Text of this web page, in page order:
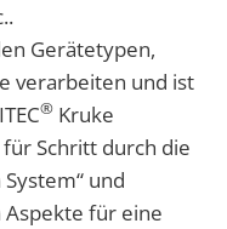
Gerätetypen,
verarbeiten und ist
® Kruke
Schritt durch die
und
für eine